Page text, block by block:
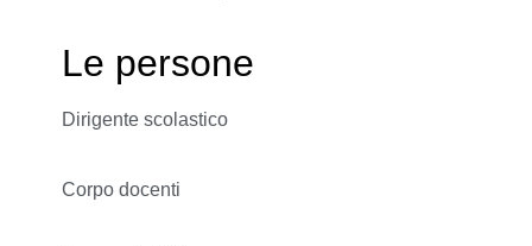
Le persone
Dirigente scolastico
Corpo docenti